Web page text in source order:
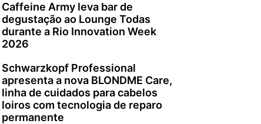
Caffeine Army leva bar de
degustação ao Lounge Todas
durante a Rio Innovation Week
2026
Schwarzkopf Professional
apresenta a nova BLONDME Care,
linha de cuidados para cabelos
loiros com tecnologia de reparo
permanente